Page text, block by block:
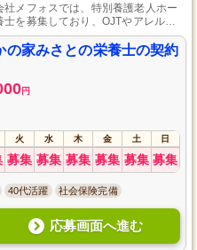
メフォスでは、特別養護老人ホー
を募集しており、OJTやアレルギ
職研修を用意し、ワークライフバ
実績をもち、柔軟に対応できる職場
気を届けるやりがいのあるお仕事を
の家みさとの栄養士の契約
円
火 水 木 金 土 日
募集 募集 募集 募集 募集 募集
40代活躍 社会保険完備
応募画面へ進む